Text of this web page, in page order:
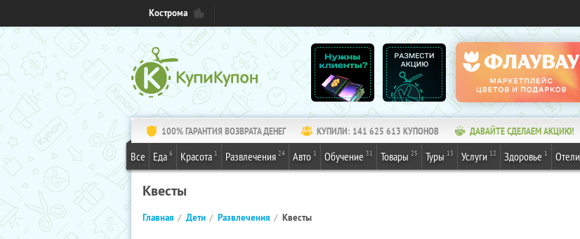
Кострома
100% ГАРАНТИЯ ВОЗВРАТА ДЕНЕГ КУПИЛИ: 141 625 613 КУПОНОВ ДАВАЙТЕ СДЕЛАЕМ АКЦИЮ!
Все Еда 6 Красота 1 Развлечения 24 Авто 1 Обучение 31 Товары 25 Туры 13 Услуги 12 Здоровье 1 Отели
Квесты
Главная Дети Развлечения Квесты